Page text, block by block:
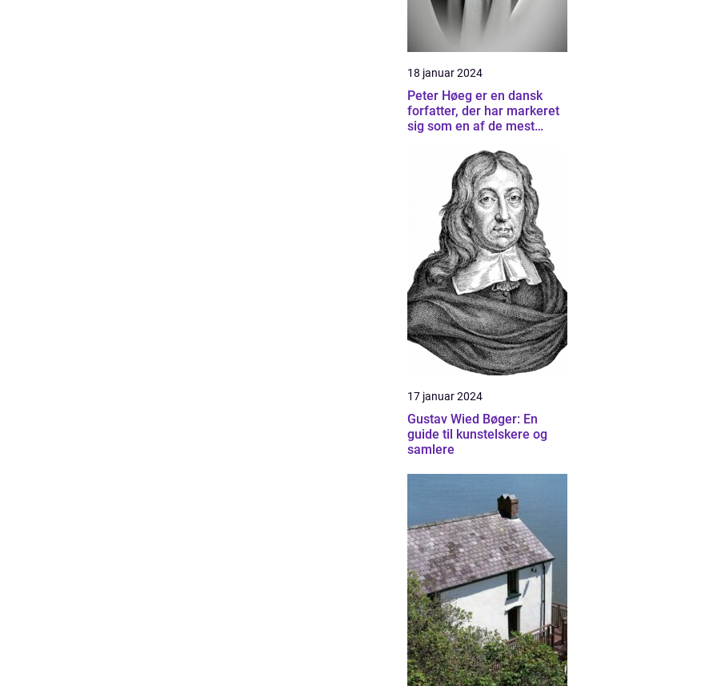
18 januar 2024
Peter Høeg er en dansk
forfatter, der har markeret
sig som en af de mest
inden for dansk litteratur
17 januar 2024
Gustav Wied Bøger: En
guide til kunstelskere og
samlere